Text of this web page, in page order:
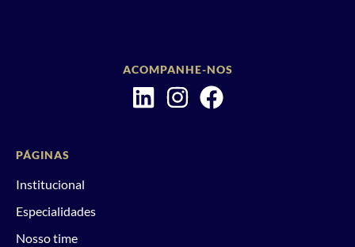
ACOMPANHE-NOS
PÁGINAS
Institucional
Especialidades
Nosso time